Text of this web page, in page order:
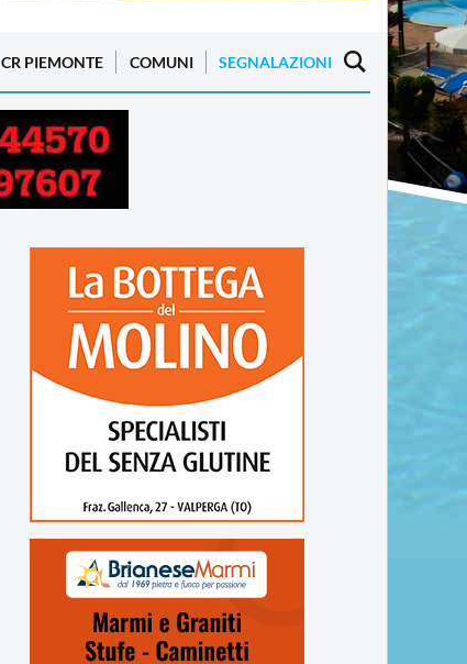
CR PIEMONTE COMUNI SEGNALAZIONI